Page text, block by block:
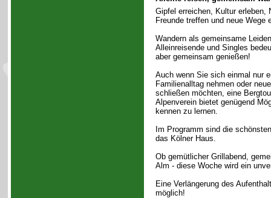
Gipfel erreichen, Kultur erleben,
Freunde treffen und neue Wege
Wandern als gemeinsame
Alleinreisende und Singles
aber gemeinsam genießen!
Auch wenn Sie sich einmal nur
Familienalltag nehmen oder
schließen möchten, eine
Alpenverein bietet genügend
kennen zu lernen.
Im Programm sind die
das Kölner Haus.
Ob gemütlicher Grillabend,
Alm - diese Woche wird ein
Eine Verlängerung des
möglich!